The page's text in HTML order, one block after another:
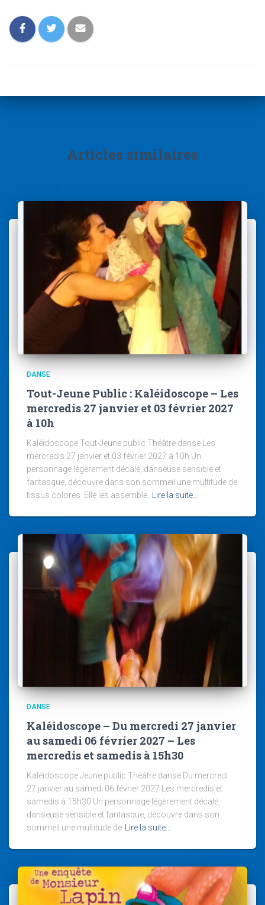
Articles similaires
DANSE
Tout-Jeune Public : Kaléidoscope – Les
mercredis 27 janvier et 03 février 2027
à 10h
Kaléidoscope Tout-Jeune public Théâtre danse Les
mercredis 27 janvier et 03 février 2027 à 10h Un
personnage légèrement décalé, danseuse sensible et
fantasque, découvre dans son sommeil une multitude de
tissus colorés. Elle les assemble,
Lire la suite…
DANSE
Kaléidoscope – Du mercredi 27 janvier
au samedi 06 février 2027 – Les
mercredis et samedis à 15h30
Kaléidoscope Jeune public Théâtre danse Du mercredi
27 janvier au samedi 06 février 2027 Les mercredis et
samedis à 15h30 Un personnage légèrement décalé,
danseuse sensible et fantasque, découvre dans son
sommeil une multitude de Lire la suite…